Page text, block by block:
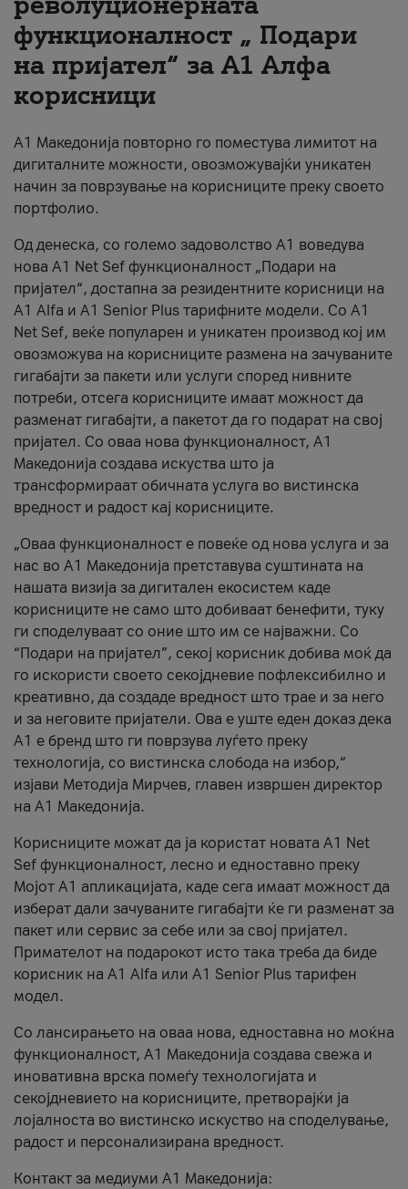
За нас
#ПодобарОнлајн
функционалност „ Подари
на пријател“ за А1 Алфа
корисници
А1 Македонија повторно го поместува лимитот на
дигиталните можности, овозможувајќи уникатен
начин за поврзување на корисниците преку своето
портфолио.
Од денеска, со големо задоволство А1 воведува
нова A1 Net Sef функционалност „Подари на
пријател“, достапна за резидентните корисници на
А1 Alfa и A1 Senior Plus тарифните модели. Со A1
Net Sef, веќе популарен и уникатен производ кој им
овозможува на корисниците размена на зачуваните
гигабајти за пакети или услуги според нивните
потреби, отсега корисниците имаат можност да
разменат гигабајти, а пакетот да го подарат на свој
пријател. Со оваа нова функционалност, А1
Македонија создава искуства што ја
трансформираат обичната услуга во вистинска
вредност и радост кај корисниците.
„Оваа функционалност е повеќе од нова услуга и за
нас во А1 Македонија претставува суштината на
нашата визија за дигитален екосистем каде
корисниците не само што добиваат бенефити, туку
ги споделуваат со оние што им се најважни. Со
“Подари на пријател”, секој корисник добива моќ да
го искористи своето секојдневие пофлексибилно и
креативно, да создаде вредност што трае и за него
и за неговите пријатели. Ова е уште еден доказ дека
А1 е бренд што ги поврзува луѓето преку
технологија, со вистинска слобода на избор,“
изјави Методија Мирчев, главен извршен директор
на А1 Македонија.
Корисниците можат да ја користат новата А1 Net
Sef функционалност, лесно и едноставно преку
Мојот А1 апликацијата, каде сега имаат можност да
изберат дали зачуваните гигабајти ќе ги разменат за
пакет или сервис за себе или за свој пријател.
Примателот на подарокот исто така треба да биде
корисник на А1 Alfa или A1 Senior Plus тарифен
модел.
Со лансирањето на оваа нова, едноставна но моќна
функционалност, А1 Македонија создава свежа и
иновативна врска помеѓу технологијата и
секојдневието на корисниците, претворајќи ја
лојалноста во вистинско искуство на споделување,
радост и персонализирана вредност.
Контакт за медиуми А1 Македонија: